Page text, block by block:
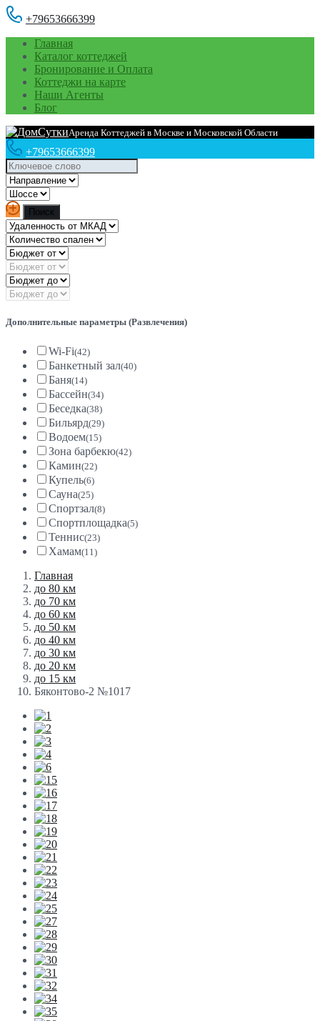
+79653666399
Главная
Каталог коттеджей
Бронирование и Оплата
Коттеджи на карте
Наши Агенты
Блог
Аренда Коттеджей в Москве и Московской Области
+79653666399
Дополнительные параметры (Развлечения)
Wi-Fi(42)
Банкетный зал(40)
Баня(14)
Бассейн(34)
Беседка(38)
Бильярд(29)
Водоем(15)
Зона барбекю(42)
Камин(22)
Купель(6)
Сауна(25)
Спортзал(8)
Спортплощадка(5)
Теннис(23)
Хамам(11)
Главная
до 80 км
до 70 км
до 60 км
до 50 км
до 40 км
до 30 км
до 20 км
до 15 км
Бяконтово-2 №1017